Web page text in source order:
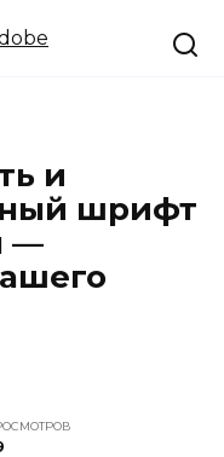
и
шрифт
—